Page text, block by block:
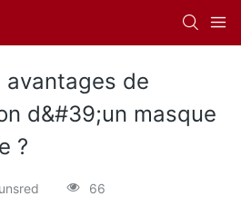
avantages de
d&#39;un masque
?
66